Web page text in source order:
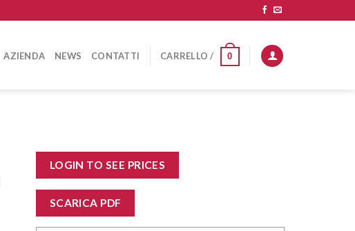
AZIENDA NEWS CONTATTI CARRELLO / 0
LOGIN TO SEE PRICES
SCARICA PDF